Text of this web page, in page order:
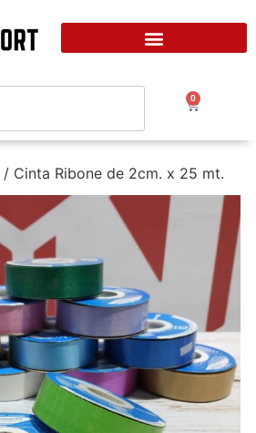
0
/ Cinta Ribone de 2cm. x 25 mt.